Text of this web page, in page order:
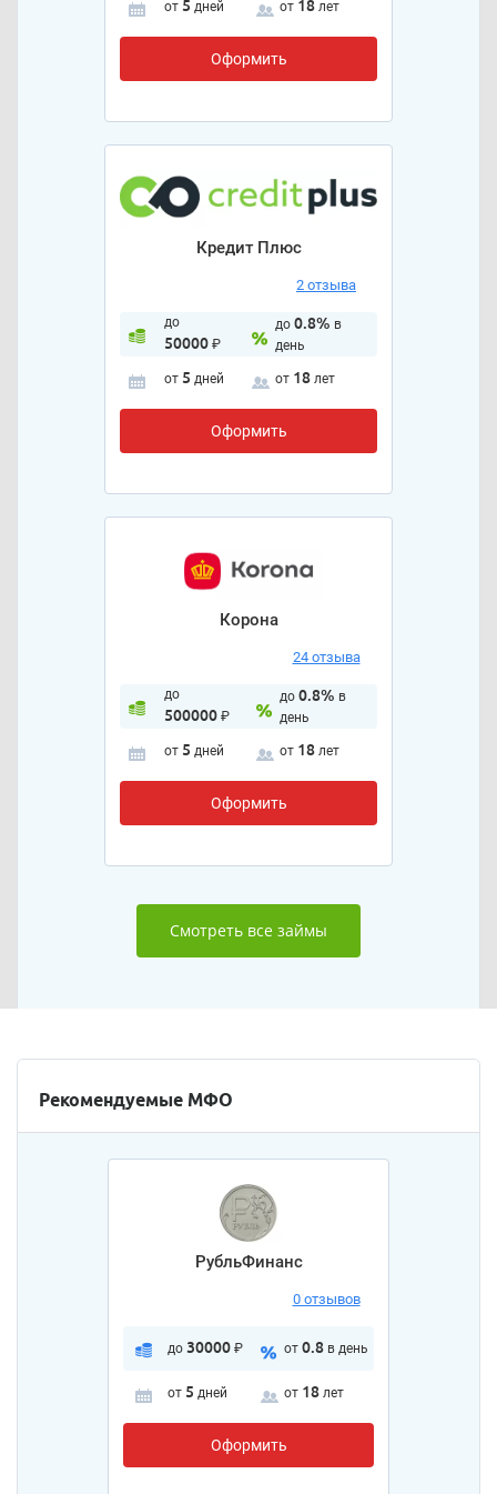
от 5 дней от 18 лет
Оформить
Кредит Плюс
2 отзыва
до
50000₽
до 0.8% в
день
от 5 дней от 18 лет
Оформить
Корона
24 отзыва
до
500000₽
до 0.8% в
день
от 5 дней от 18 лет
Оформить
Смотреть все займы
Рекомендуемые МФО
РубльФинанс
0 отзывов
до 30000 ₽ от 0.8 в день
от 5 дней от 18 лет
Оформить